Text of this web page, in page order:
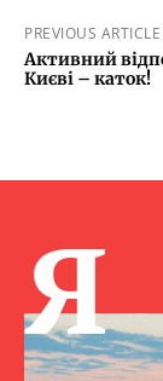
PREVIOUS ARTICLE
Активний
Києві – каток!
Я